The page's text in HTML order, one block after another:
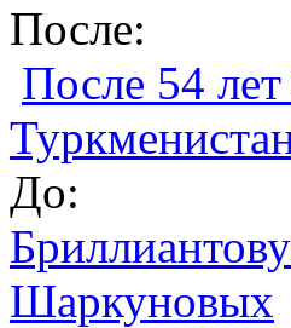
После:
После 54 лет
До:
Шаркуновых